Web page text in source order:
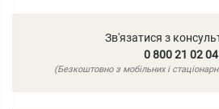
Зв'язатися з
0 800 21 02 04
(Безкоштовно з мобільних і